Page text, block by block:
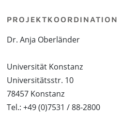
PROJEKTKOORDINATION
Dr. Anja Oberländer
Universität Konstanz
Universitätsstr. 10
78457 Konstanz
Tel.: +49 (0)7531 / 88-2800